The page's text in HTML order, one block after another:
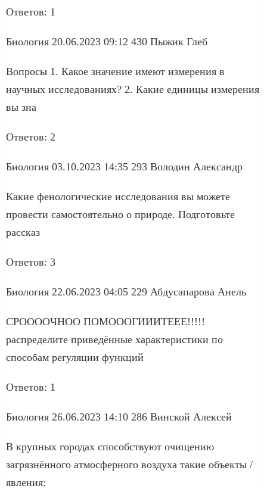
Ответов: 1
Биология 20.06.2023 09:12 430 Пыжик Глеб
Вопросы 1. Какое значение имеют измерения в
научных исследованиях? 2. Какие единицы измерения
вы зна
Ответов: 2
Биология 03.10.2023 14:35 293 Володин Александр
Какие фенологические исследования вы можете
провести самостоятельно о природе. Подготовьте
рассказ
Ответов: 3
Биология 22.06.2023 04:05 229 Абдусапарова Анель
СРООООЧНОО ПОМОООГИИИТЕЕЕ!!!!!
распределите приведëнные характеристики по
способам регуляции функций
Ответов: 1
Биология 26.06.2023 14:10 286 Винской Алексей
В крупных городах способствуют очищению
загрязнённого атмосферного воздуха такие объекты /
явления: